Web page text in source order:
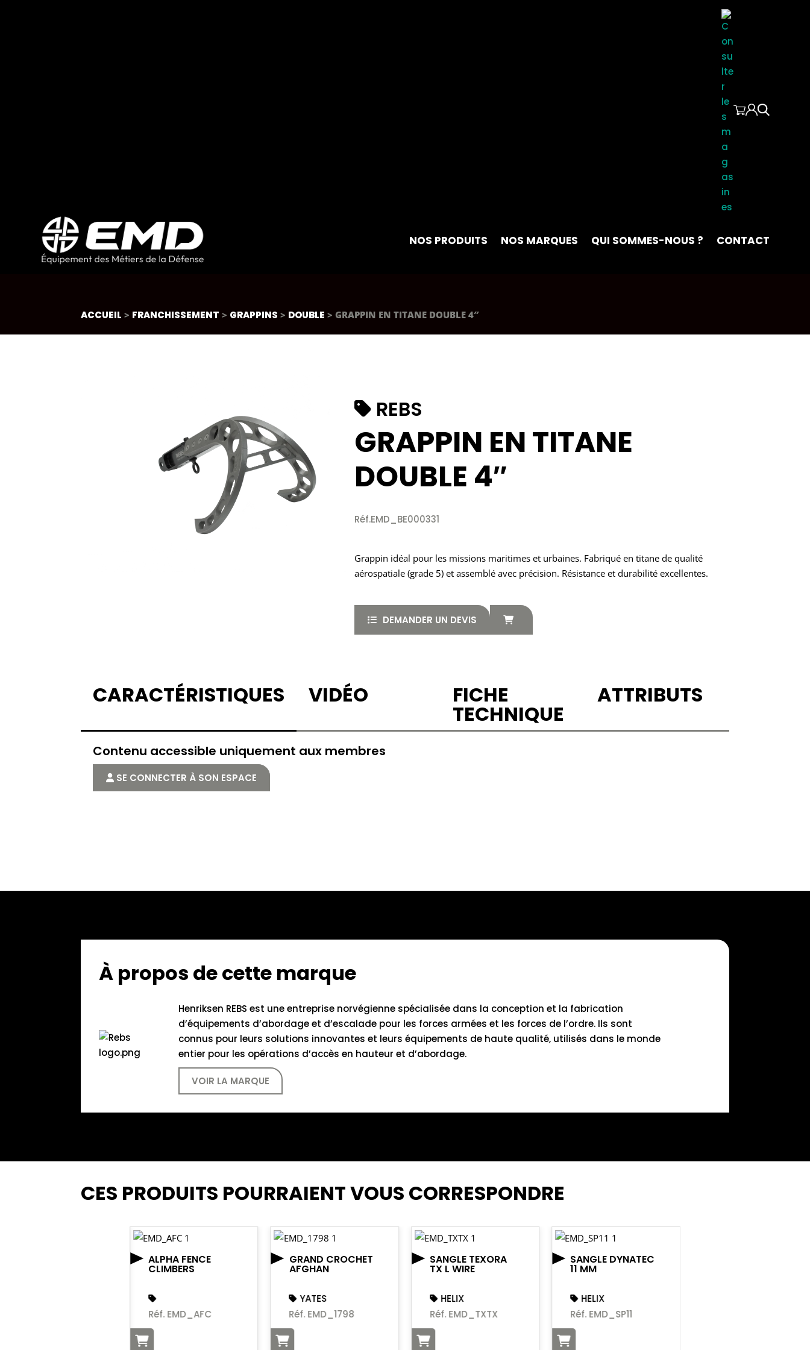
NOS PRODUITS NOS MARQUES QUI SOMMES-NOUS ? CONTACT
ACCUEIL > FRANCHISSEMENT > GRAPPINS > DOUBLE > GRAPPIN EN TITANE DOUBLE 4″
REBS
GRAPPIN EN TITANE
DOUBLE 4″
Réf.EMD_BE000331
Grappin idéal pour les missions maritimes et urbaines. Fabriqué en titane de qualité
aérospatiale (grade 5) et assemblé avec précision. Résistance et durabilité excellentes.
DEMANDER UN DEVIS
CARACTÉRISTIQUES VIDÉO FICHE
TECHNIQUE
ATTRIBUTS
Contenu accessible uniquement aux membres
SE CONNECTER À SON ESPACE
À propos de cette marque
Henriksen REBS est une entreprise norvégienne spécialisée dans la conception et la fabrication
d’équipements d’abordage et d’escalade pour les forces armées et les forces de l’ordre. Ils sont
connus pour leurs solutions innovantes et leurs équipements de haute qualité, utilisés dans le monde
entier pour les opérations d’accès en hauteur et d’abordage.
VOIR LA MARQUE
CES PRODUITS POURRAIENT VOUS CORRESPONDRE
ALPHA FENCE
CLIMBERS
Réf. EMD_AFC
GRAND CROCHET
AFGHAN
YATES
Réf. EMD_1798
SANGLE TEXORA
TX L WIRE
HELIX
Réf. EMD_TXTX
SANGLE DYNATEC
11 MM
HELIX
Réf. EMD_SP11